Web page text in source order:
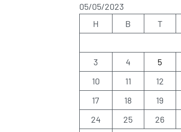
05/05/2023
H B T
3
4 5
10
11 12
17
18 19
24
25 26